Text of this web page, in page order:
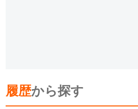
履歴から探す